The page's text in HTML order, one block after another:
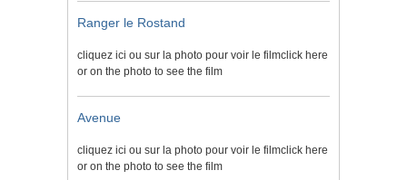
Ranger le Rostand
cliquez ici ou sur la photo pour voir le filmclick here
or on the photo to see the film
Avenue
cliquez ici ou sur la photo pour voir le filmclick here
or on the photo to see the film